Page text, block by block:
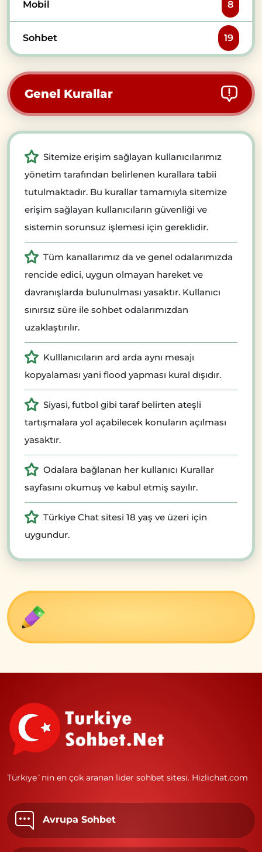
Mobil 8
Sohbet 19
Genel Kurallar
Sitemize erişim sağlayan kullanıcılarımız
yönetim tarafından belirlenen kurallara tabii
tutulmaktadır. Bu kurallar tamamıyla sitemize
erişim sağlayan kullanıcıların güvenliği ve
sistemin sorunsuz işlemesi için gereklidir.
Tüm kanallarımız da ve genel odalarımızda
rencide edici, uygun olmayan hareket ve
davranışlarda bulunulması yasaktır. Kullanıcı
sınırsız süre ile sohbet odalarımızdan
uzaklaştırılır.
Kulllanıcıların ard arda aynı mesajı
kopyalaması yani flood yapması kural dışıdır.
Siyasi, futbol gibi taraf belirten ateşli
tartışmalara yol açabilecek konuların açılması
yasaktır.
Odalara bağlanan her kullanıcı Kurallar
sayfasını okumuş ve kabul etmiş sayılır.
Türkiye Chat sitesi 18 yaş ve üzeri için
uygundur.
Türkiye`nin en çok aranan lider sohbet sitesi. Hizlichat.com
Avrupa Sohbet